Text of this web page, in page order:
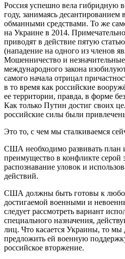
Россия успешно вела гибридную
году, занимаясь
обманными средствами. То же
на Украине в 2014.
приводят в действие пятую
(нападение на одного из членов
Мошенничество и
международного закона
самого начала отрицал
в то время как российские
ее территории, правда, в форме
Как только Путин достиг своих
российские силы были
Это то, с чем мы сталкиваемся
США необходимо развивать план
преимущество в конфликте
распознавание уловок и
действий.
США должны быть готовы к любой
достигаемой военными и
следует рассмотреть вариант
специального назначения,
лиц. Что касается Украины, то
предложить ей военную
российское вторжение.